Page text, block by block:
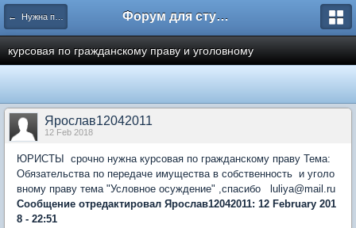
← Нужна помощь Форум для студента СГА
курсовая по гражданскому праву и уголовному
Ярослав12042011
12 Feb 2018
ЮРИСТЫ срочно нужна курсовая по гражданскому праву Тема:
Обязательства по передаче имущества в собственность и уголо
вному праву тема "Условное осуждение" ,спасибо luliya@mail.ru
Сообщение отредактировал Ярослав12042011: 12 February 201
8 - 22:51